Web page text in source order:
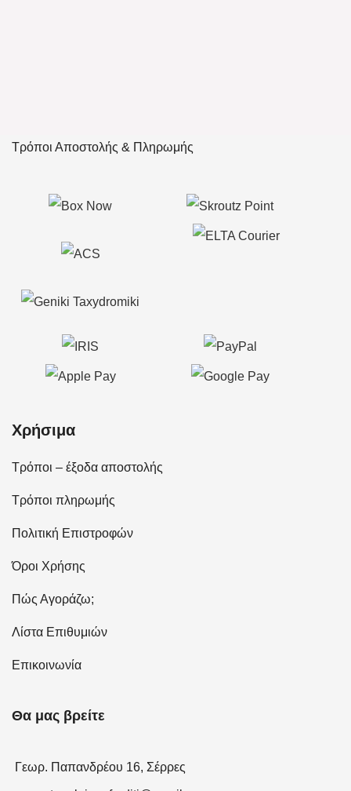
Τρόποι Αποστολής & Πληρωμής
Χρήσιμα
Τρόποι – έξοδα αποστολής
Τρόποι πληρωμής
Πολιτική Επιστροφών
Όροι Χρήσης
Πώς Αγοράζω;
Λίστα Επιθυμιών
Επικοινωνία
Θα μας βρείτε
Γεωρ. Παπανδρέου 16, Σέρρες